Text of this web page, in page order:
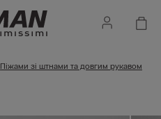
Піжами зі штнами та довгим рукавом